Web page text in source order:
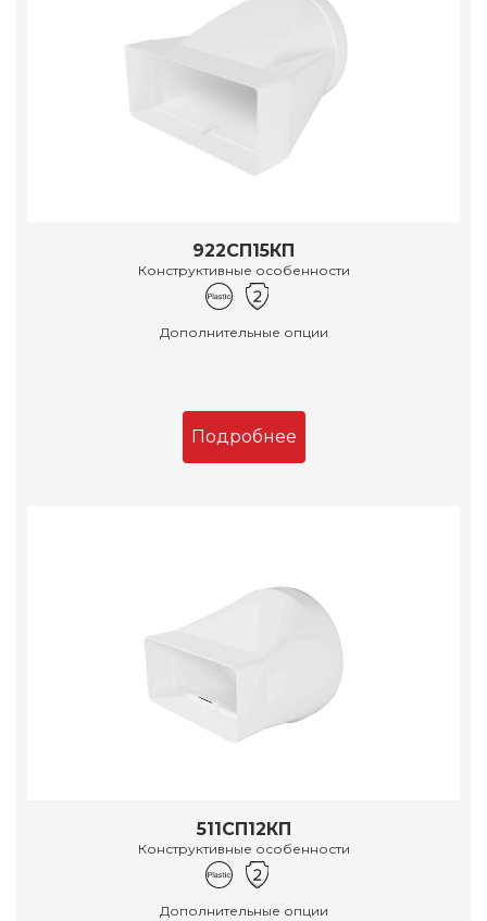
922СП15КП
Конструктивные особенности
Дополнительные опции
Подробнее
511СП12КП
Конструктивные особенности
Дополнительные опции